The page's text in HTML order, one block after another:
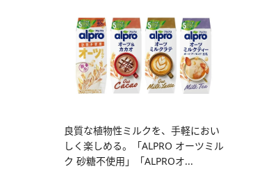
良質な植物性ミルクを、手軽におい
しく楽しめる。「ALPRO オーツミル
ク 砂糖不使用」「ALPROオ...